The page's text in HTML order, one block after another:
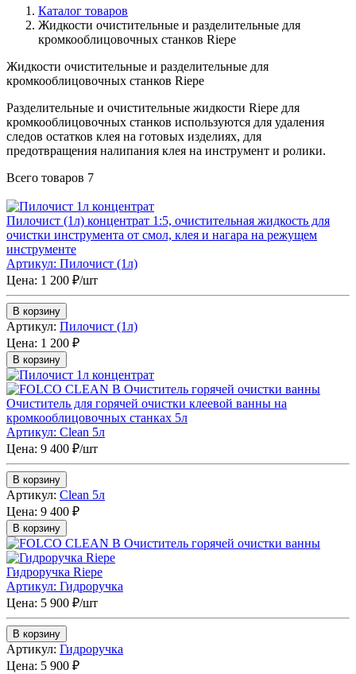
Каталог товаров
Жидкости очистительные и разделительные для
кромкооблицовочных станков Riepe
Жидкости очистительные и разделительные для
кромкооблицовочных станков Riepe
Разделительные и очистительные жидкости Riepe для
кромкооблицовочных станков используются для удаления
следов остатков клея на готовых изделиях, для
предотвращения налипания клея на инструмент и ролики.
Всего товаров 7
Пилочист (1л) концентрат 1:5, очистительная жидкость для
очистки инструмента от смол, клея и нагара на режущем
инструменте
Артикул: Пилочист (1л)
Цена: 1 200 ₽/шт
В корзину
Артикул: Пилочист (1л)
Цена: 1 200 ₽
В корзину
Очиститель для горячей очистки клеевой ванны на
кромкооблицовочных станках 5л
Артикул: Сlean 5л
Цена: 9 400 ₽/шт
В корзину
Артикул: Сlean 5л
Цена: 9 400 ₽
В корзину
Гидроручка Riepe
Артикул: Гидроручка
Цена: 5 900 ₽/шт
В корзину
Артикул: Гидроручка
Цена: 5 900 ₽